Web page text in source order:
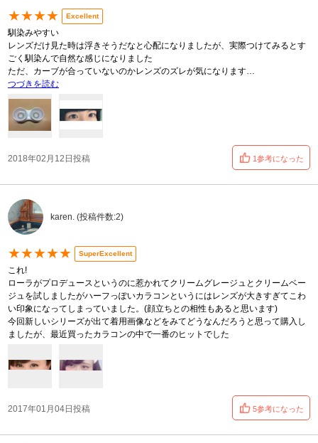
★★★★ Excellent
馴染みやすい
レンズだけ見た時は浮きそうだなと心配になりましたが、実際つけてみるとす
ごく馴染んで自然な感じになりました
ただ、カーブが合っていないのかレンズのズレが気になります…
つづきを読む
2018年02月12日投稿 1参考になった
karen. (投稿件数:2)
★★★★★ SuperExcellent
これ!
ローラがプロデュースというのに惹かれてクリームグレージュとクリームベー
ジュを試しましたがハーフっぽいカラコンというにはレンズが大きすぎてこわ
い印象になってしまっていました。(顔立ちとの相性もあると思います)
今回新しいシリーズが出て着用画像などをみてどうなんだろうと思って購入し
ましたが、最近買ったカラコンの中で一番のヒットでした
2017年01月04日投稿 5参考になった